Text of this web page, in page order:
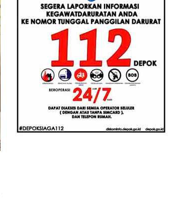
Penjelasan
Ilmiahnya
Augmented
Reality
Tahun Ajaran
2026-2027